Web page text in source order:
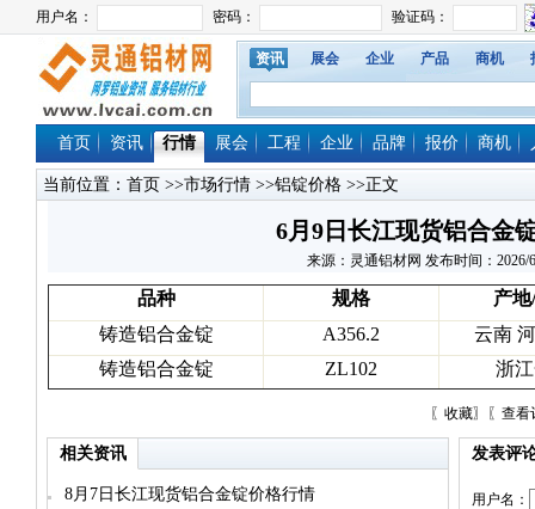
资讯 展会 企业 产品 商机
首页 资讯 行情 展会 工程 企业 品牌 报价 商机
当前位置： 首页 >>市场行情 >>铝锭价格 >>正文
6月9日长江现货铝合金
来源：灵通铝材网 发布时间：2026/
品种 规格
产
铸造铝合金锭
A356.2
云南
铸造铝合金锭
ZL102 浙
〖 收藏〗〖 查看
相关资讯
8月7日长江现货铝合金锭价格行情
发表评
用户名：